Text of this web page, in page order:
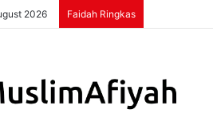
2026 Faidah Ringkas